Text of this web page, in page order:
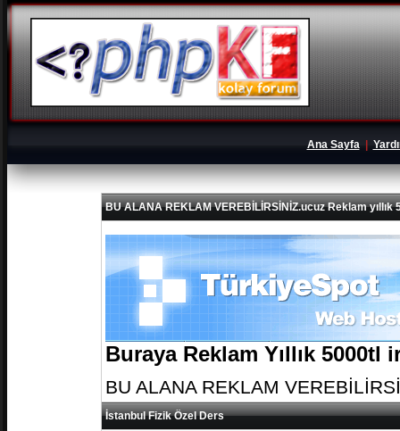
Ana Sayfa|
BU ALANA REKLAM VEREBİLİRSİNİZ.ucuz Reklam yıllık
Buraya Reklam Yıllık
BU ALANA REKLAM
İstanbul Fizik Özel Ders